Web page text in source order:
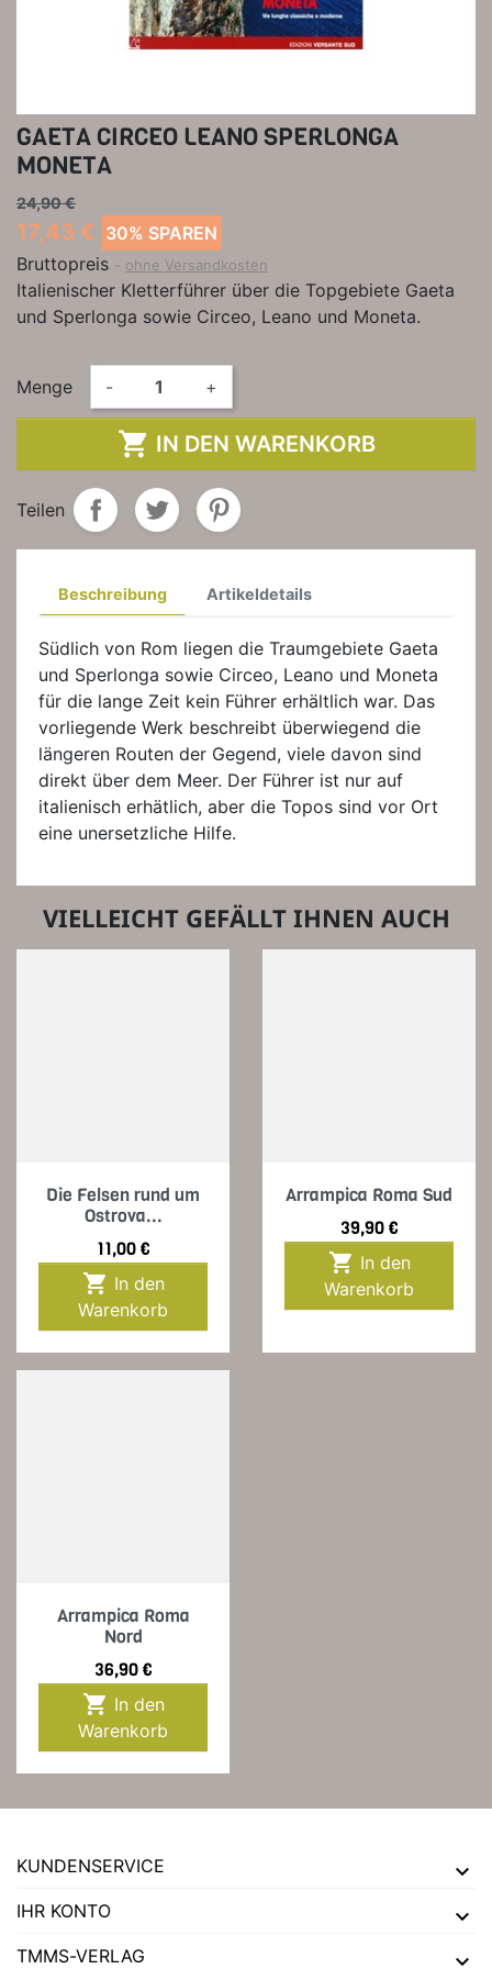
GAETA CIRCEO LEANO SPERLONGA
MONETA
24,90 €
17,43 € 30% SPAREN
Bruttopreis
ohne Versandkosten
Italienischer Kletterführer über die Topgebiete Gaeta
und Sperlonga sowie Circeo, Leano und Moneta.
Menge - +
 IN DEN WARENKORB
Teilen
Beschreibung Artikeldetails
Südlich von Rom liegen die Traumgebiete Gaeta
und Sperlonga sowie Circeo, Leano und Moneta
für die lange Zeit kein Führer erhältlich war. Das
vorliegende Werk beschreibt überwiegend die
längeren Routen der Gegend, viele davon sind
direkt über dem Meer. Der Führer ist nur auf
italienisch erhätlich, aber die Topos sind vor Ort
eine unersetzliche Hilfe.
VIELLEICHT GEFÄLLT IHNEN AUCH
Die Felsen rund um
Ostrova...
Preis
11,00 €

Warenkorb
Arrampica Roma Sud
Preis
39,90 €

Warenkorb
Arrampica Roma
Nord
Preis
36,90 €

Warenkorb
KUNDENSERVICE
IHR KONTO
TMMS-VERLAG